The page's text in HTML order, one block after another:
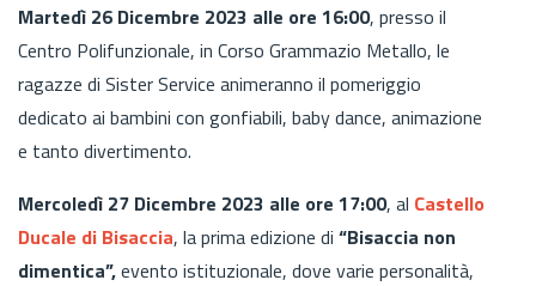
Martedì 26 Dicembre 2023 alle ore 16:00, presso il
Centro Polifunzionale, in Corso Grammazio Metallo, le
ragazze di Sister Service animeranno il pomeriggio
dedicato ai bambini con gonfiabili, baby dance, animazione
e tanto divertimento.
Mercoledì 27 Dicembre 2023 alle ore 17:00, al Castello
Ducale di Bisaccia, la prima edizione di “Bisaccia non
dimentica”,evento istituzionale, dove varie personalità,